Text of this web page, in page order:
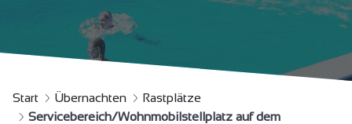
Start Übernachten
Rastplätze
Servicebereich/Wohnmobilstellplatz auf dem